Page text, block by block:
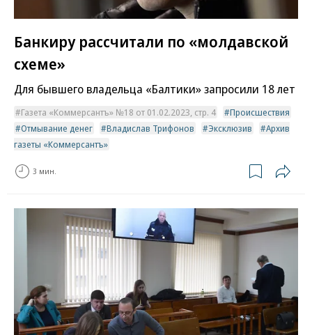
Банкиру рассчитали по «молдавской
схеме»
Для бывшего владельца «Балтики» запросили 18 лет
Газета «Коммерсантъ» №18 от 01.02.2023, стр. 4
Происшествия
Отмывание денег
Владислав Трифонов Эксклюзив
Архив
газеты «Коммерсантъ»
3 мин.